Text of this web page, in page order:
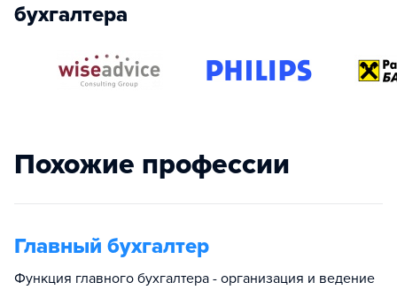
бухгалтера
Похожие профессии
Главный бухгалтер
Функция главного бухгалтера - организация и ведение